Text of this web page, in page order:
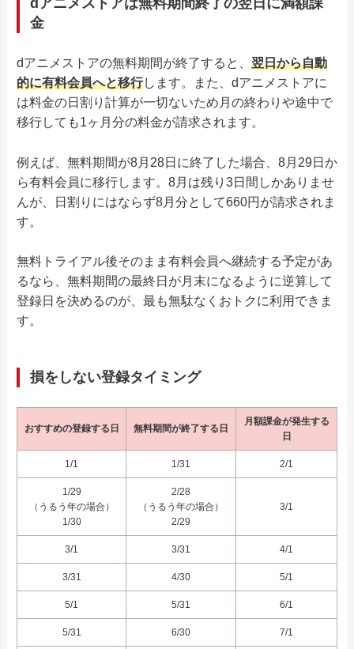
dアニメストアは無料期間終了の翌日に満額課
金
dアニメストアの無料期間が終了すると、 翌日から自動
的に有料会員へと移行します。また、dアニメストアに
は料金の日割り計算が一切ないため月の終わりや途中で
移行しても1ヶ月分の料金が請求されます。
例えば、無料期間が8月28日に終了した場合、8月29日か
ら有料会員に移行します。8月は残り3日間しかありませ
んが、日割りにはならず8月分として660円が請求されま
す。
無料トライアル後そのまま有料会員へ継続する予定があ
るなら、無料期間の最終日が月末になるように逆算して
登録日を決めるのが、最も無駄なくおトクに利用できま
す。
損をしない登録タイミング
おすすめの登録する日 無料期間が終了する日
月額課金が発生する
日
1/1 1/31 2/1
1/29
（うるう年の場合）
1/30
2/28
（うるう年の場合）
2/29
3/1
3/1 3/31 4/1
3/31 4/30 5/1
5/1 5/31 6/1
5/31 6/30 7/1